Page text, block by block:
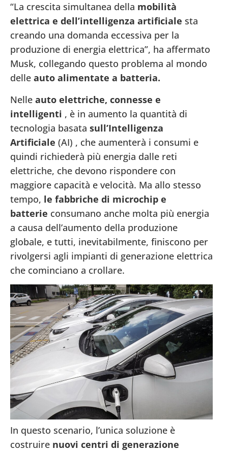
“La crescita simultanea della mobilità
elettrica e dell’intelligenza artificiale sta
creando una domanda eccessiva per la
produzione di energia elettrica”, ha affermato
Musk, collegando questo problema al mondo
delle auto alimentate a batteria.
Nelle auto elettriche, connesse e
intelligenti , è in aumento la quantità di
tecnologia basata sull’Intelligenza
Artificiale (AI) , che aumenterà i consumi e
quindi richiederà più energia dalle reti
elettriche, che devono rispondere con
maggiore capacità e velocità. Ma allo stesso
tempo, le fabbriche di microchip e
batterie consumano anche molta più energia
a causa dell’aumento della produzione
globale, e tutti, inevitabilmente, finiscono per
rivolgersi agli impianti di generazione elettrica
che cominciano a crollare.
In questo scenario, l’unica soluzione è
costruire nuovi centri di generazione